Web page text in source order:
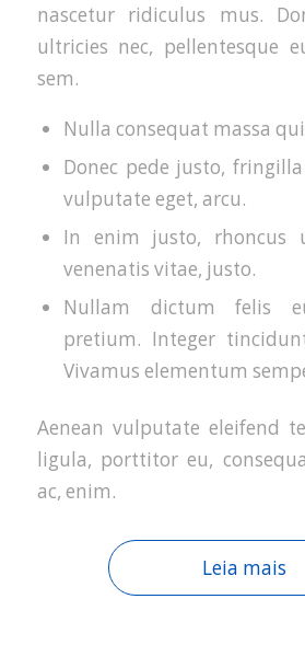
nascetur ridiculus mus.
ultricies nec, pellentesque
sem.
Nulla consequat massa
Donec pede justo,
vulputate eget, arcu.
In enim justo, rhoncus
venenatis vitae, justo.
Nullam dictum felis
pretium. Integer
Vivamus elementum
Aenean vulputate eleifend
ligula, porttitor eu,
ac, enim.
Leia mais